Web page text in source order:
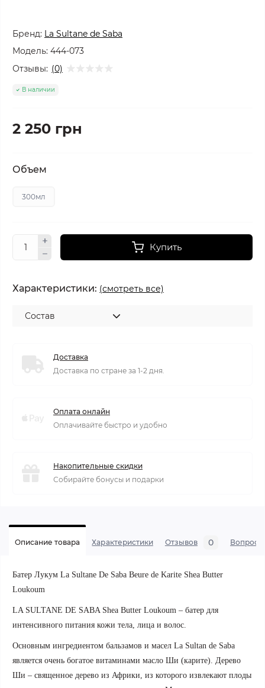
Бренд: La Sultane de Saba
Модель: 444-073
Отзывы: (0)
В наличии
2 250 грн
Объем
300мл
Купить
Характеристики: (смотреть все)
Состав
Доставка
Доставка по стране за 1-2 дня.
Оплата онлайн
Оплачивайте быстро и удобно
Накопительные скидки
Собирайте бонусы и подарки
Описание товара Характеристики Отзывов 0 Вопросы
Батер Лукум La Sultane De Saba Beure de Karite Shea Butter
Loukoum
LA SULTANE DE SABA Shea Butter Loukoum – батер для
интенсивного питания кожи тела, лица и волос.
Основным ингредиентом бальзамов и масел La Sultan de Saba
является очень богатое витаминами масло Ши (карите). Дерево
Ши – священное дерево из Африки, из которого извлекают плоды